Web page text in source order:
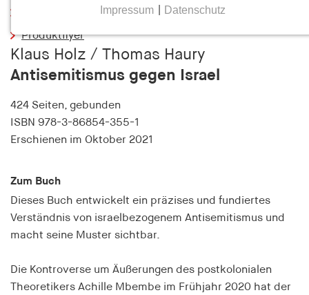
Inhaltsverzeichnis
Produktflyer
Klaus Holz / Thomas Haury
Antisemitismus gegen Israel
424 Seiten, gebunden
ISBN 978-3-86854-355-1
Erschienen im Oktober 2021
Zum Buch
Dieses Buch entwickelt ein präzises und fundiertes
Verständnis von israelbezogenem Antisemitismus und
macht seine Muster sichtbar.
Die Kontroverse um Äußerungen des postkolonialen
Theoretikers Achille Mbembe im Frühjahr 2020 hat der
Notwendige Cookies helfen dabei, eine Webseite
nutzbar zu machen, indem sie Grundfunktionen
wie Seitennavigation und Zugriff auf sichere
kann ohne diese Cookies nicht richtig
funktionieren.
Name:
cookie_consent
hamburger-edition.de
Zweck:
Speichert den Zustimmungsstatus des Benutzers
Impressum Datenschutz